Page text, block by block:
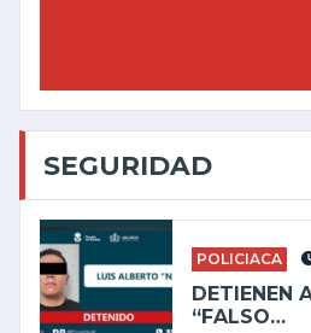
SEGURIDAD
POLICIACA
DETIENEN
“FALSO…